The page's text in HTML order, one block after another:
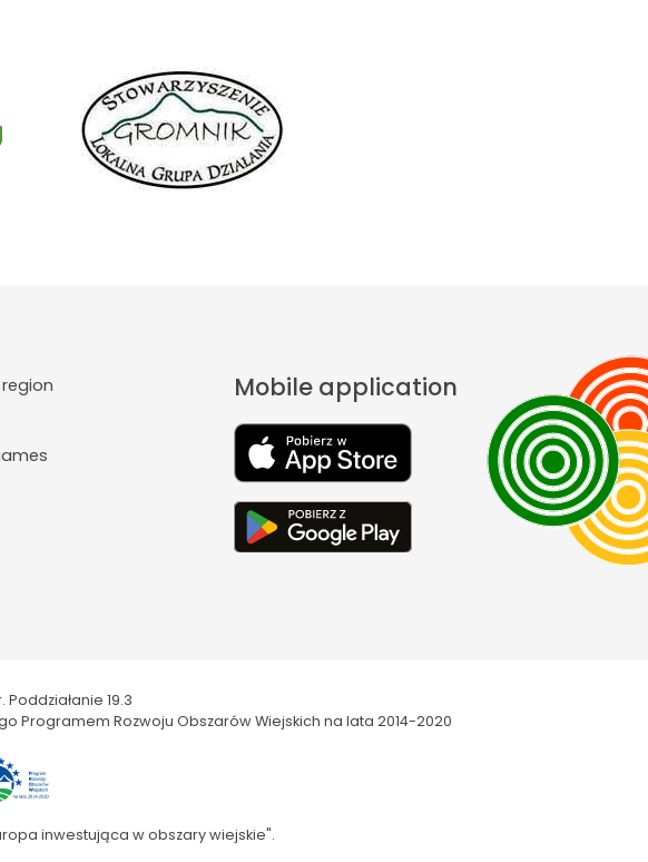
Mobile application
19.3
Programem Rozwoju Obszarów Wiejskich na lata 2014-2020
inwestująca w obszary wiejskie".